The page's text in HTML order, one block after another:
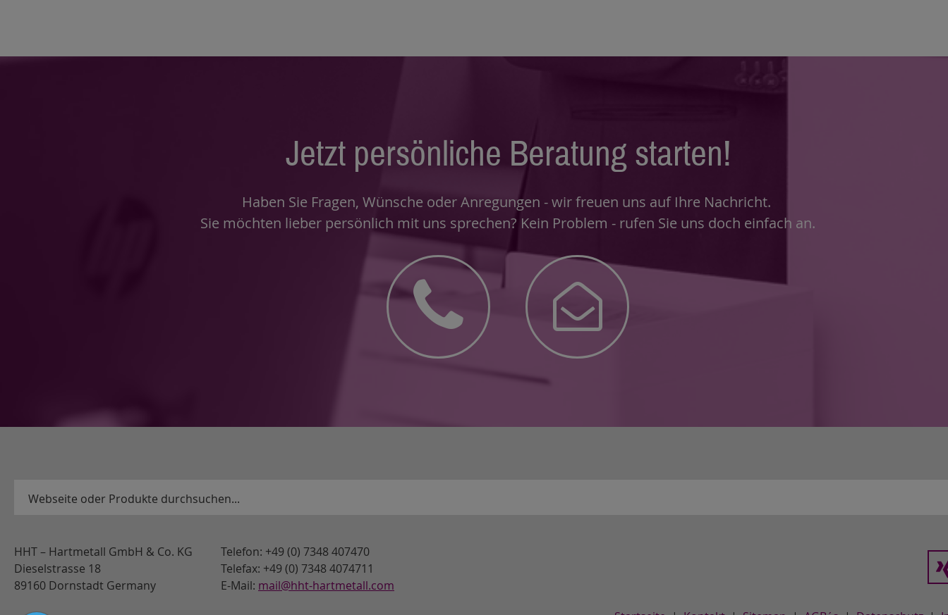
Jetzt persönliche Beratung starten!
Haben Sie Fragen, Wünsche oder Anregungen - wir freuen uns auf Ihre Nachricht.
Sie möchten lieber persönlich mit uns sprechen? Kein Problem - rufen Sie uns doch einfach an.
HHT – Hartmetall GmbH & Co. KG
Dieselstrasse 18
89160 Dornstadt Germany
Telefon: +49 (0) 7348 407470
Telefax: +49 (0) 7348 4074711
E-Mail: mail@hht-hartmetall.com